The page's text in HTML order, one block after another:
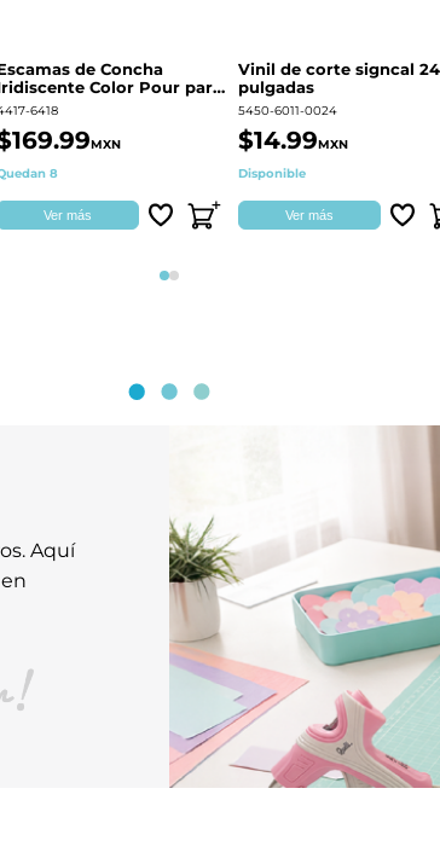
de Concha
Color Pour para
decoración | 359687
6418
MXN
8
Ver más
Vinil de corte signcal 24
pulgadas
5450-6011-0024
$14.99MXN
Disponible
Ver más
Página 1
Página 2
Aquí